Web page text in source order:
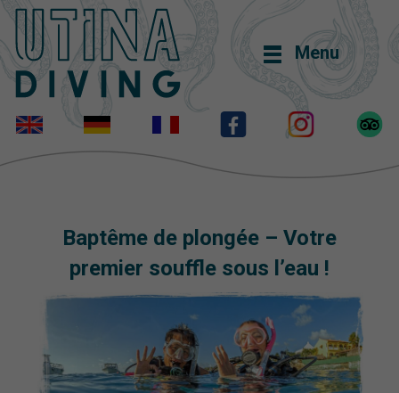
Menu
Baptême de plongée – Votre
premier souffle sous l’eau !